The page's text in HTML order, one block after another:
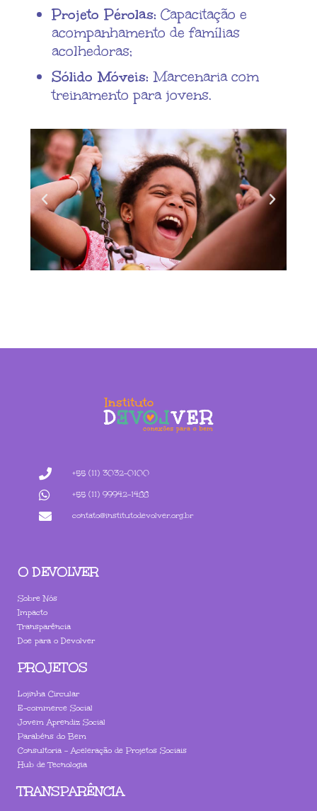
Projeto Pérolas: Capacitação e
acompanhamento de famílias
acolhedoras;
Sólido Móveis:Marcenaria com
treinamento para jovens.
+55 (11) 3032-0100
+55 (11) 99942-1488
contato@institutodevolver.org.br
O DEVOLVER
Sobre Nós
Impacto
Transparência
Doe para o Devolver
PROJETOS
Lojinha Circular
E-commerce Social
Jovem Aprendiz Social
Parabéns do Bem
Consultoria - Aceleração de Projetos Sociais
Hub de Tecnologia
TRANSPARÊNCIA